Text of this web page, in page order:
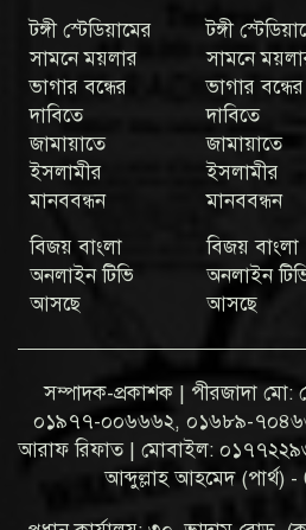
টঙ্গী স্টেডিয়ামের
সামনে ময়লার
ভাগার বন্ধের
দাবিতে
জামায়াতে
ইসলামীর
মানববন্ধন
বিজয় বাংলা
অনলাইন টিভি
আসছে
টঙ্গী
সামনে
ভাগার বন্ধের
দাবিতে
জামায়াতে
ইসলামীর
মানববন্ধন
বিজয় বাংলা
অনলাইন
আসছে
সম্পাদক-প্রকাশক | পীরজাদা
০১৯৭৭-০০৬৬৬২, ০১৬৮৯-
আরাফ রিফাত | মোবাইল:
আব্দুল্লাহ আহমেদ (পার্থ)